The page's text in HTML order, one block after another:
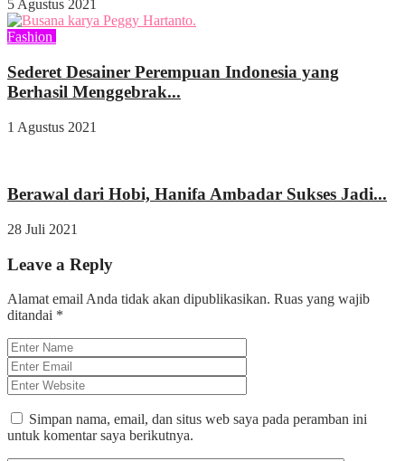
5 Agustus 2021
Fashion
Sederet Desainer Perempuan Indonesia yang
Berhasil Menggebrak...
1 Agustus 2021
Berawal dari Hobi, Hanifa Ambadar Sukses Jadi...
28 Juli 2021
Leave a Reply
Alamat email Anda tidak akan dipublikasikan. Ruas yang wajib
ditandai *
Simpan nama, email, dan situs web saya pada peramban ini
untuk komentar saya berikutnya.